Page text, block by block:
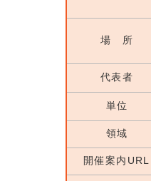
場 所
代表者
単位
領域
開催案内URL